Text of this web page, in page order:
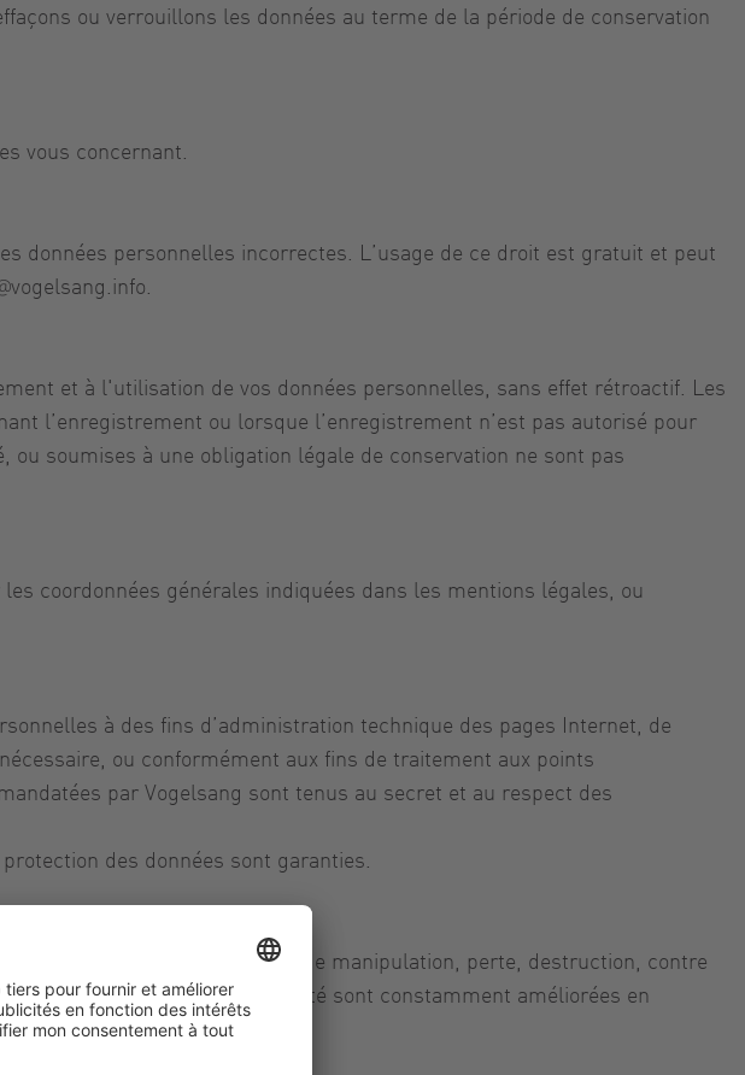
ou verrouillons les données au terme de la période de conservation
vous concernant.
données personnelles incorrectes. L’usage de ce droit est gratuit et peut
et à l'utilisation de vos données personnelles, sans effet rétroactif. Les
l’enregistrement ou lorsque l’enregistrement n’est pas autorisé pour
soumises à une obligation légale de conservation ne sont pas
coordonnées générales indiquées dans les mentions légales, ou
à des fins d’administration technique des pages Internet, de
ou conformément aux fins de traitement aux points
par Vogelsang sont tenus au secret et au respect des
des données sont garanties.
nos soins contre toute forme de manipulation, perte, destruction, contre
Nos mesures de sécurité sont constamment améliorées en